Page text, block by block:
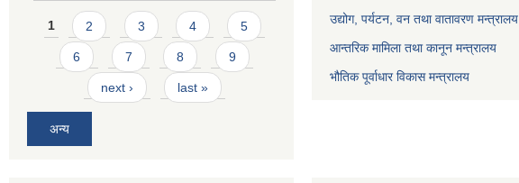
Pages
1 2 3 4 5
6 7 8 9
next › last »
अन्य
उद्योग, पर्यटन, वन तथा वातावरण मन्त्रालय
आन्तरिक मामिला तथा कानून मन्त्रालय
भौतिक पूर्वाधार विकास मन्त्रालय